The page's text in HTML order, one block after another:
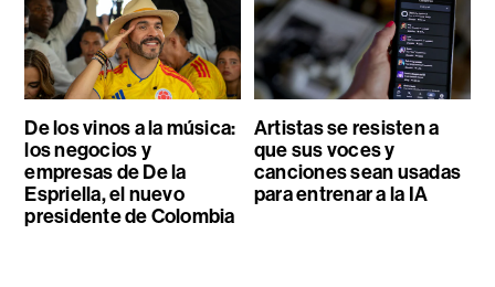
De los vinos a la música:
los negocios y
empresas de De la
Espriella, el nuevo
presidente de Colombia
Artistas se resisten a
que sus voces y
canciones sean usadas
para entrenar a la IA